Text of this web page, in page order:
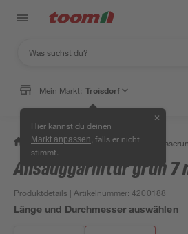
Mein Markt: Troisdorf
Hier kannst du deinen
Markt anpassen , falls er nicht
stimmt.
✕
/ Garten & Freizeit /
Ansauggarnitur grün 7
Produktdetails | Artikelnummer:4200188
Länge und Durchmesser auswählen